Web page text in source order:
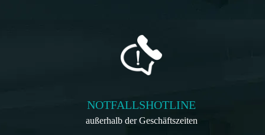
NOTFALLSHOTLINE
außerhalb der Geschäftszeiten